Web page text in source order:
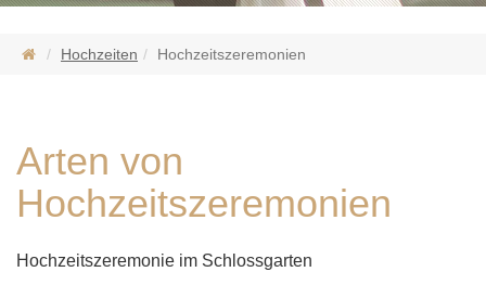
Hochzeiten Hochzeitszeremonien
Arten von
Hochzeitszeremonien
Hochzeitszeremonie im Schlossgarten